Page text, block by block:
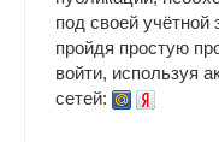
под своей учётной
пройдя простую
войти, используя
сетей: